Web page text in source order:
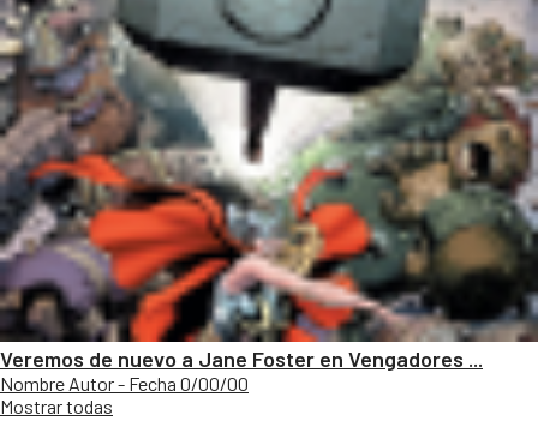
Veremos de nuevo a Jane Foster en Vengadores ...
Nombre Autor - Fecha 0/00/00
Mostrar todas